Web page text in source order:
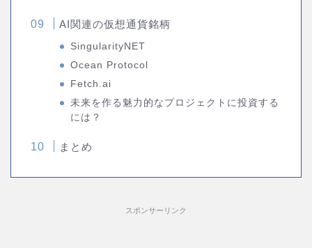
AI関連の仮想通貨銘柄
SingularityNET
Ocean Protocol
Fetch.ai
未来を作る魅力的なプロジェクトに投資する
には？
まとめ
スポンサーリンク